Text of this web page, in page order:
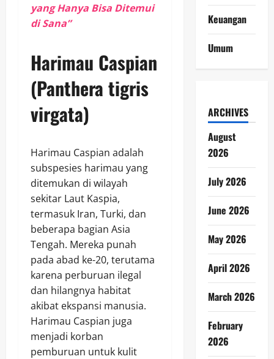
yang Hanya Bisa Ditemui
di Sana”
Harimau Caspian
(Panthera tigris
virgata)
Harimau Caspian adalah
subspesies harimau yang
ditemukan di wilayah
sekitar Laut Kaspia,
termasuk Iran, Turki, dan
beberapa bagian Asia
Tengah. Mereka punah
pada abad ke-20, terutama
karena perburuan ilegal
dan hilangnya habitat
akibat ekspansi manusia.
Harimau Caspian juga
menjadi korban
pemburuan untuk kulit
Keuangan
Umum
ARCHIVES
August
2026
July 2026
June 2026
May 2026
April 2026
March 2026
February
2026